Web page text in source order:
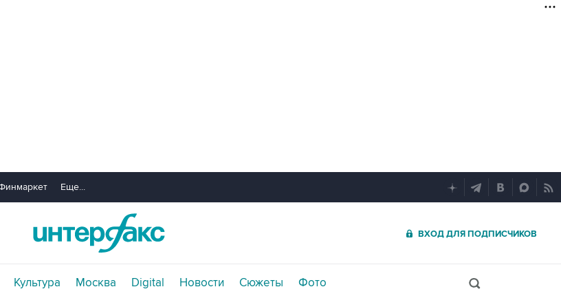
Еще...
ВХОД ДЛЯ ПОДПИСЧИКОВ
Культура Москва Digital Новости Сюжеты Фото